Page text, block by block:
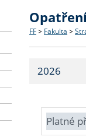
Struktura
Strategie
Fakultní
Co
Učitelské
O vědě a
Aktuální
FF > Fakulta >
2026
Platné